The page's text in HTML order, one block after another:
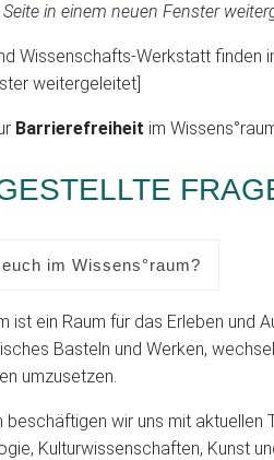
in einem neuen Fenster
Wissenschafts-Werkstatt finden
weitergeleitet]
Barrierefreiheit im
im Wissens°raum?
ist ein Raum für das Erleben und
Basteln und Werken,
umzusetzen.
beschäftigen wir uns mit
Kulturwissenschaften, Kunst